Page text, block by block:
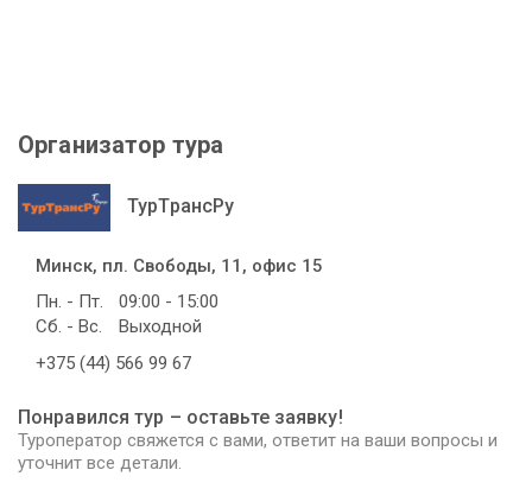
Организатор тура
ТурТрансРу
Минск, пл. Свободы, 11, офис 15
Пн. - Пт.
09:00 - 15:00
Сб. - Вс.
Выходной
+375 (44) 566 99 67
Понравился тур – оставьте заявку!
Туроператор свяжется с вами, ответит на ваши вопросы и
уточнит все детали.